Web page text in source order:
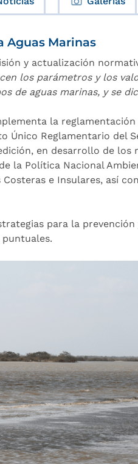
Aguas Marinas
y actualización
los parámetros y los
de aguas marinas, y se
la
Único Reglamentario del
en desarrollo de
la Política Nacional
Costeras e Insulares, así
para la